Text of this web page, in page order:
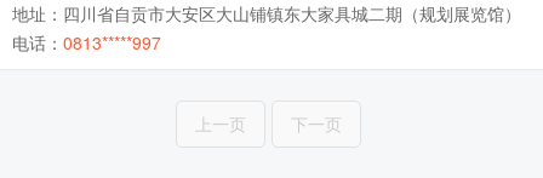
地址：四川省自贡市大安区大山铺镇东大家具城二期（规划展览馆）
电话： 0813*****997
上一页 下一页